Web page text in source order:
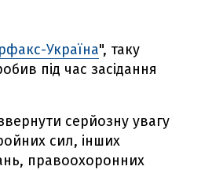
Україна", таку
під час засідання
серйозну увагу
сил, інших
правоохоронних